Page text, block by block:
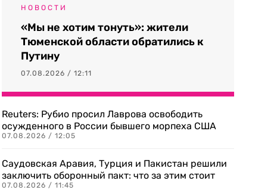
НОВОСТИ
«Мы не хотим тонуть»: жители
Тюменской области обратились к
Путину
07.08.2026 / 12:11
Reuters: Рубио просил Лаврова освободить
осужденного в России бывшего морпеха США
07.08.2026 / 12:05
Саудовская Аравия, Турция и Пакистан решили
заключить оборонный пакт: что за этим стоит
07.08.2026 / 11:45